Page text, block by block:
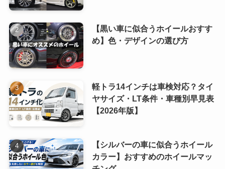
【黒い車に似合うホイールおすす
め】色・デザインの選び方
軽トラ14インチは車検対応？タイ
ヤサイズ・LT条件・車種別早見表
【2026年版】
【シルバーの車に似合うホイール
カラー】おすすめのホイールマッ